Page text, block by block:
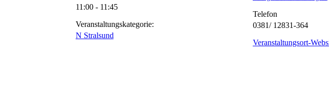
11:00 - 11:45
Veranstaltungskategorie:
N Stralsund
Telefon
0381/ 12831-364
Veranstaltungsort-